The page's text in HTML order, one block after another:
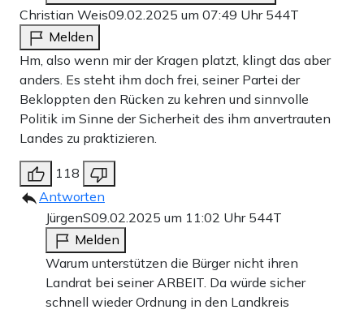
Christian Weis09.02.2025 um 07:49 Uhr 544T
Melden
Hm, also wenn mir der Kragen platzt, klingt das aber
anders. Es steht ihm doch frei, seiner Partei der
Bekloppten den Rücken zu kehren und sinnvolle
Politik im Sinne der Sicherheit des ihm anvertrauten
Landes zu praktizieren.
118
Antworten
JürgenS09.02.2025 um 11:02 Uhr 544T
Melden
Warum unterstützen die Bürger nicht ihren
Landrat bei seiner ARBEIT. Da würde sicher
schnell wieder Ordnung in den Landkreis